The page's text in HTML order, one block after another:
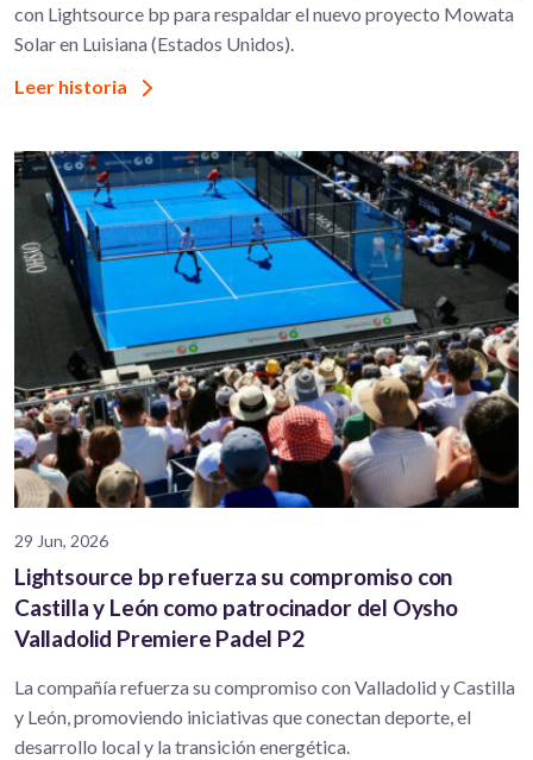
con Lightsource bp para respaldar el nuevo proyecto Mowata
Solar en Luisiana (Estados Unidos).
Leer historia
29 Jun, 2026
Lightsource bp refuerza su compromiso con
Castilla y León como patrocinador del Oysho
Valladolid Premiere Padel P2
La compañía refuerza su compromiso con Valladolid y Castilla
y León, promoviendo iniciativas que conectan deporte, el
desarrollo local y la transición energética.